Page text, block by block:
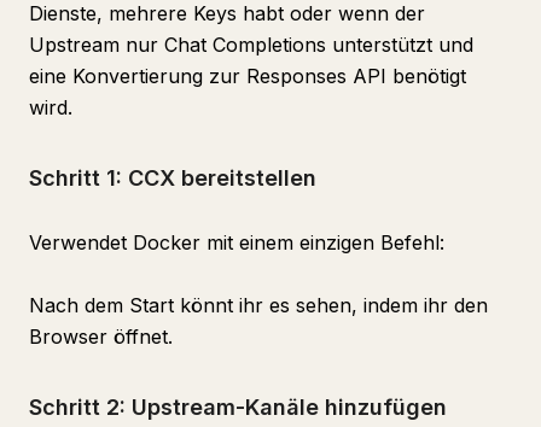
Dienste, mehrere Keys habt oder wenn der
Upstream nur Chat Completions unterstützt und
eine Konvertierung zur Responses API benötigt
wird.
Schritt 1: CCX bereitstellen
Verwendet Docker mit einem einzigen Befehl:
Nach dem Start könnt ihr es sehen, indem ihr den
Browser öffnet.
Schritt 2: Upstream-Kanäle hinzufügen